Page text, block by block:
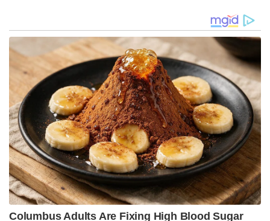
ശ്രദ്ധയിൽപ്പെടുത്തിയിട്ടുണ്ട്.
മുർഷിദാബാദിൽ അക്രമം
പൊട്ടിപ്പുറപ്പെട്ടതിനെത്തുടർന്ന് കേന്ദ്ര സേനയെ
വിന്യസിച്ചിട്ടുണ്ട്. സംഘർഷം വർദ്ധിക്കാൻ
സാധ്യതയുള്ള പ്രദേശത്ത് രണ്ട് കമ്പനി സുരക്ഷാ
ഉദ്യോഗസ്ഥരെ വിന്യസിച്ചു. സ്ഥിതിഗതികൾ
വഷളായപ്പോൾ തന്നെ , ഭരണകൂടത്തിന്റെ
അഭ്യർത്ഥനപ്രകാരം ബിഎസ്എഫിനെ
വിന്യസിച്ചിരുന്നു. കേന്ദ്രസേനയെ
വിന്യസിച്ചതോടെയാണ് മൂർഷിദാബാദിലെ സ്ഥിതി
നിയന്ത്രിക്കാൻ സാധിച്ചതെന്നാണ് റിപ്പോർട്ട്.